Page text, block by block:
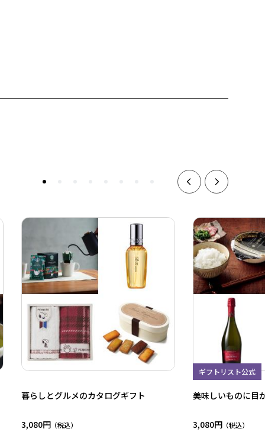
暮らしとグルメのカタログギフト
3,080円
ギフトリスト公式
美味しいものに目
3,080円